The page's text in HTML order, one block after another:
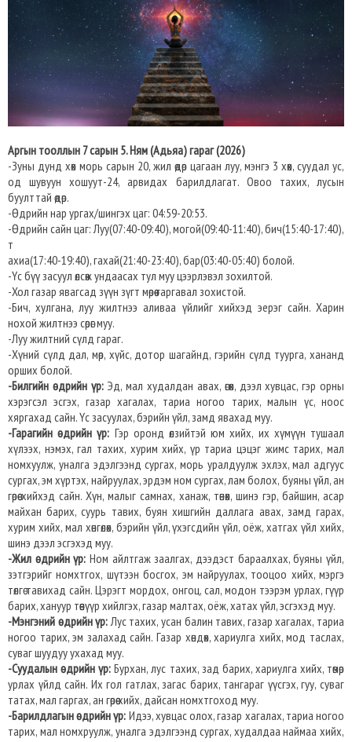
Аргын тооллын 7 сарын 5. Ням (Адьяа) гараг (2026)
-Зуны дунд хөх морь сарын 20, жил өдөр цагаан луу, мэнгэ 3 хөх, суудал ус,
од шувуун хошуут-24, арвидах барилдлагат. Овоо тахих, лусын
буулттай өдөр.
-Өдрийн нар ургах/шингэх цаг: 04:59-20:53.
-Өдрийн сайн цаг: Луу(07:40-09:40), могой(09:40-11:40), бич(15:40-17:40),
т
ахиа(17:40-19:40), гахай(21:40-23:40), бар(03:40-05:40) болой.
-Үс бүү засуул өлсөж ундаасах тул муу цээрлэвэл зохилтой.
-Хол газар явагсад зүүн зүгт мөрөө гаргавал зохистой.
-Бич, хулгана, луу жилтнээ аливаа үйлийг хийхэд эерэг сайн. Харин
нохой жилтнээ сөрөг муу.
-Луу жилтний сүлд гараг.
-Хүний сүлд дал, мөр, хүйс, дотор шагайнд, гэрийн сүлд туурга, хананд
орших болой.
-Билгийн өдрийн үр:Эд, мал худалдан авах, өгөх, дээл хувцас, гэр орны
хэрэгсэл эсгэх, газар хагалах, тариа ногоо тарих, малын үс, ноос
хяргахад сайн. Үс засуулах, бэрийн үйл, замд явахад муу.
-Гарагийн өдрийн үр: Гэр оронд өлзийтэй юм хийх, их хүмүүн тушаал
хүлээх, нэмэх, гал тахих, хурим хийх, үр тариа цэцэг жимс тарих, мал
номхуулж, уналга эдэлгээнд сургах, морь уралдуулж эхлэх, мал адгуус
сургах, эм хүртэх, найруулах, эрдэм ном сургах, лам болох, буяны үйл, ан
гөрөө хийхэд сайн. Хүн, малыг самнах, ханаж, төнөх, шинэ гэр, байшин, асар
майхан барих, суурь тавих, буян хишгийн даллага авах, замд гарах,
хурим хийх, мал хөнгөлөх, бэрийн үйл, үхэгсдийн үйл, оёж, хатгах үйл хийх,
шинэ дээл эсгэхэд муу.
-Жил өдрийн үр: Ном айлтгаж заалгах, дээдэст бараалхах, буяны үйл,
зэтгэрийг номхтгох, шүтээн босгох, эм найруулах, тооцоо хийх, мэргэ
төлгө тавихад сайн. Цэрэгт мордох, онгоц, сал, модон тээрэм урлах, гүүр
барих, хануур төөнүүр хийлгэх, газар малтах, оёж, хатах үйл, эсгэхэд муу.
-Мэнгэний өдрийн үр:Лус тахих, усан балин тавих, газар хагалах, тариа
ногоо тарих, эм залахад сайн. Газар хөндөх, хариулга хийх, мод таслах,
суваг шуудуу ухахад муу.
-Суудалын өдрийн үр:Бурхан, лус тахих, зад барих, хариулга хийх, төмөр
урлах үйлд сайн. Их гол гатлах, загас барих, тангараг үүсгэх, гуу, суваг
татах, мал гаргах, ан гөрөө хийх, дайсан номхтгоход муу.
-Барилдлагын өдрийн үр: Идээ, хувцас олох, газар хагалах, тариа ногоо
тарих, мал номхруулж, уналга эдэлгээнд сургах, худалдаа наймаа хийх,